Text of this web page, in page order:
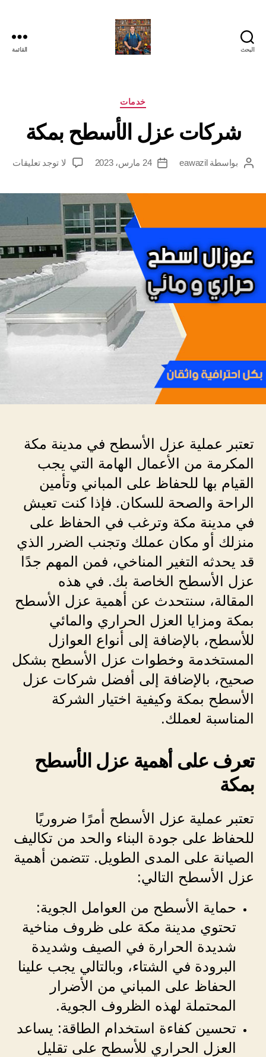
البحث القائمة
التصنيفاتخدمات
شركات عزل الأسطح بمكة
كاتببواسطةeawazil
تاريخ
24 مارس، 2023 لا توجد تعليقات
تعتبر عملية عزل الأسطح في مدينة مكة
المكرمة من الأعمال الهامة التي يجب
القيام بها للحفاظ على المباني وتأمين
الراحة والصحة للسكان. فإذا كنت تعيش
في مدينة مكة وترغب في الحفاظ على
منزلك أو مكان عملك وتجنب الضرر الذي
قد يحدثه التغير المناخي، فمن المهم جدًا
عزل الأسطح الخاصة بك. في هذه
المقالة، سنتحدث عن أهمية عزل الأسطح
بمكة ومزايا العزل الحراري والمائي
للأسطح، بالإضافة إلى أنواع العوازل
المستخدمة وخطوات عزل الأسطح بشكل
صحيح، بالإضافة إلى أفضل شركات عزل
الأسطح بمكة وكيفية اختيار الشركة
المناسبة لعملك.
تعرف على أهمية عزل الأسطح
بمكة
تعتبر عملية عزل الأسطح أمرًا ضروريًا
للحفاظ على جودة البناء والحد من تكاليف
الصيانة على المدى الطويل. تتضمن أهمية
عزل الأسطح التالي:
حماية الأسطح من العوامل الجوية:
تحتوي مدينة مكة على ظروف مناخية
شديدة الحرارة في الصيف وشديدة
البرودة في الشتاء، وبالتالي يجب علينا
الحفاظ على المباني من الأضرار
المحتملة لهذه الظروف الجوية.
تحسين كفاءة استخدام الطاقة: يساعد
العزل الحراري للأسطح على تقليل